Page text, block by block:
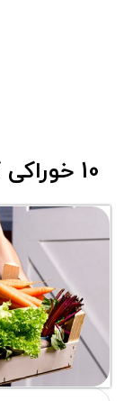
10 خوراکی که به شما زندگی می بخشد